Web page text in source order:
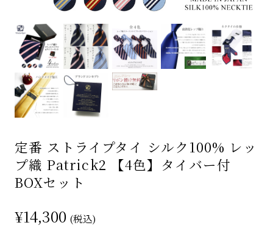
定番 ストライプタイ シルク100% レッ
プ織 Patrick2 【4色】タイバー付
BOXセット
¥14,300 (税込)